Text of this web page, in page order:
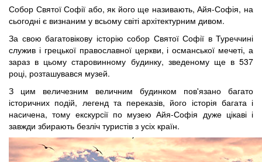
Собор Святої Софії або, як його ще називають, Айя-Софія, на
сьогодні є визнаним у всьому світі архітектурним дивом.
За свою багатовікову історію собор Святої Софії в Туреччині
служив і грецької православної церкви, і османської мечеті, а
зараз в цьому старовинному будинку, зведеному ще в 537
році, розташувався музей.
З цим величезним величним будинком пов'язано багато
історичних подій, легенд та переказів, його історія багата і
насичена, тому екскурсії по музею Айя-Софія дуже цікаві і
завжди збирають безліч туристів з усіх країн.